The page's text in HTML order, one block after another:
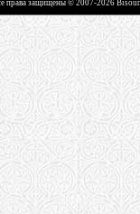
права защищены © 2007-2026